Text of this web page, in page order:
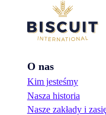
O nas
Kim jesteśmy
Nasza historia
Nasze zakłady i